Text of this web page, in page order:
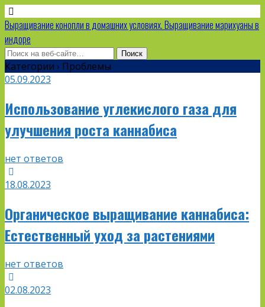
Выращивание конопли в домашних условиях. Выращивание марихуаны в
индоре
Категории › Проблемы
05.09.2023
Использование углекислого газа для
улучшения роста каннабиса
нет ответов
18.08.2023
Органическое выращивание каннабиса:
Естественный уход за растениями
нет ответов
02.08.2023